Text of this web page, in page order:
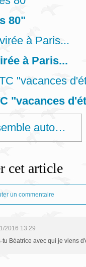
80"
à Paris...
"vacances
Petit ensemble automnal
cet article
un commentaire
2016 13:29
tu Béatrice avec qui je viens